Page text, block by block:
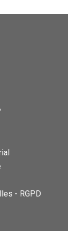
- RGPD